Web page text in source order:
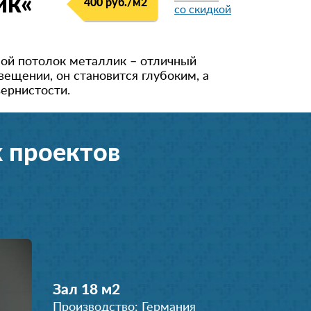
400 руб./м2
со скидкой
потолок металлик – отличный
он становится глубоким, а
Зал 18 м2
Производство: Германия